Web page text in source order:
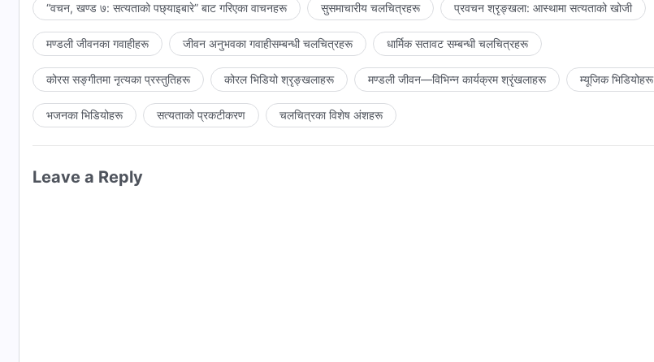
“वचन, खण्ड ७: सत्यताको पछ्याइबारे” बाट गरिएका वाचनहरू सुसमाचारीय चलचित्रहरू प्रवचन श्रृङ्खला: आस्थामा सत्यताको खोजी
मण्डली जीवनका गवाहीहरू जीवन अनुभवका गवाहीसम्‍बन्धी चलचित्रहरू धार्मिक सतावट सम्‍बन्धी चलचित्रहरू
कोरस सङ्गीतमा नृत्यका प्रस्तुतिहरू कोरल भिडियो श्रृङ्खलाहरू मण्डली जीवन—विभिन्‍न कार्यक्रम श्रृंखलाहरू म्यूजिक भिडियोहरू
भजनका भिडियोहरू सत्यताको प्रकटीकरण चलचित्रका विशेष अंशहरू
Leave a Reply